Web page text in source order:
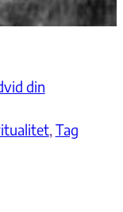
din
, Tag